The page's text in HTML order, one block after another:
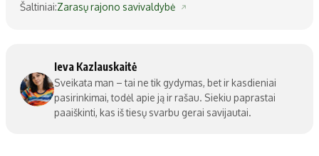
Šaltiniai:Zarasų rajono savivaldybė
Ieva Kazlauskaitė
Sveikata man – tai ne tik gydymas, bet ir kasdieniai
pasirinkimai, todėl apie ją ir rašau. Siekiu paprastai
paaiškinti, kas iš tiesų svarbu gerai savijautai.